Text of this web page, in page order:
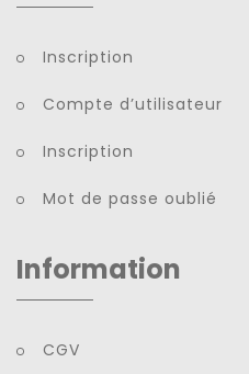
Inscription
Compte d’utilisateur
Inscription
Mot de passe oublié
Information
CGV